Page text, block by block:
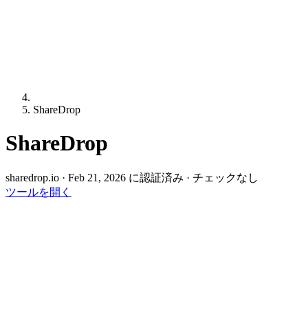
ShareDrop
ShareDrop
sharedrop.io · Feb 21, 2026 に認証済み · チェックなし
ツールを開く